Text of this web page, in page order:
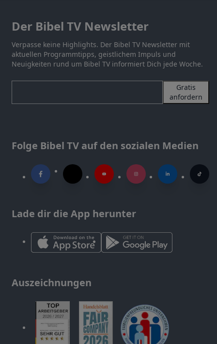
Der Bibel TV Newsletter
Verpasse keine Highlights. Der Bibel TV Newsletter mit
aktuellen Programmtipps, geistlichem Impuls und
Neuigkeiten rund um Bibel TV informiert Dich jede Woche.
Gratis
anfordern
Folge Bibel TV auf den sozialen Medien
Lade dir die App herunter
Auszeichnungen